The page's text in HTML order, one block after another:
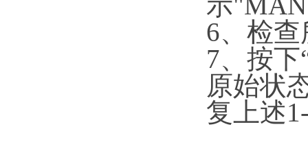
6、检
7、按
原始状
复上述